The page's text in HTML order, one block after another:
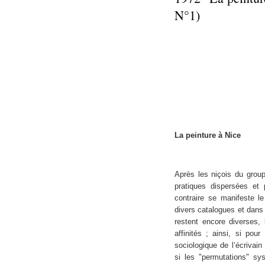
N°1)
La peinture à Nice
Après les niçois du
pratiques dispersées et
contraire se manifeste
divers catalogues et
restent encore diverses,
affinités ; ainsi, si pour
sociologique de
si les "permutations"